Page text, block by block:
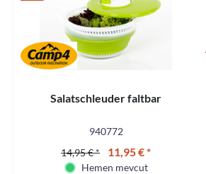
Salatschleuder faltbar
940772
14,95 € *
11,95 € *
Hemen mevcut